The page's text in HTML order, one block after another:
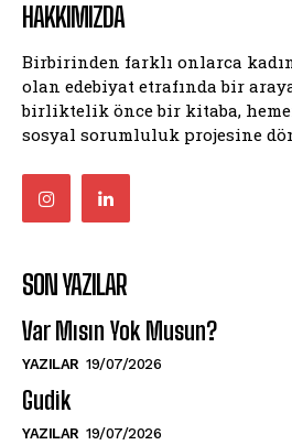
HAKKIMIZDA
Birbirinden farklı onlarca
olan edebiyat etrafında bir
birliktelik önce bir kitaba,
sosyal sorumluluk projesine
SON YAZILAR
Var Mısın Yok Musun?
YAZILAR 19/07/2026
Gudik
YAZILAR 19/07/2026